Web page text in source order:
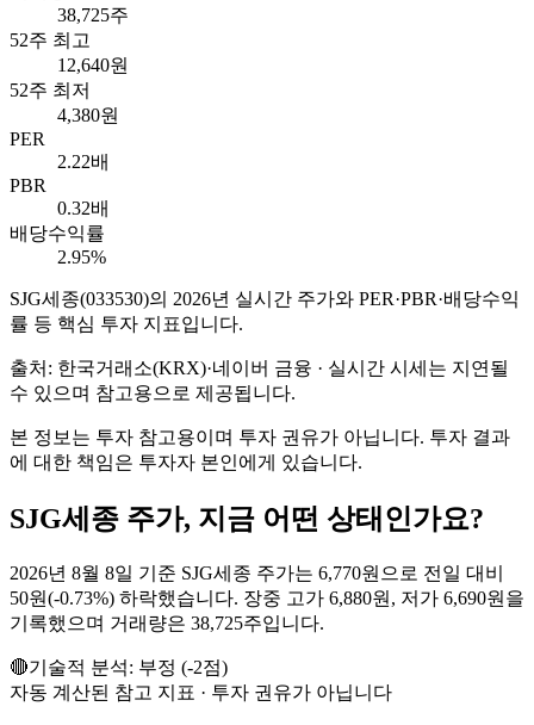
38,725주
52주 최고
12,640원
52주 최저
4,380원
PER
2.22배
PBR
0.32배
배당수익률
2.95%
SJG세종(033530)의 2026년 실시간 주가와 PER·PBR·배당수익
률 등 핵심 투자 지표입니다.
출처: 한국거래소(KRX)·네이버 금융 · 실시간 시세는 지연될
수 있으며 참고용으로 제공됩니다.
본 정보는 투자 참고용이며 투자 권유가 아닙니다. 투자 결과
에 대한 책임은 투자자 본인에게 있습니다.
SJG세종 주가, 지금 어떤 상태인가요?
2026년 8월 8일 기준 SJG세종 주가는 6,770원으로 전일 대비
50원(-0.73%) 하락했습니다. 장중 고가 6,880원, 저가 6,690원을
기록했으며 거래량은 38,725주입니다.
🔴기술적 분석: 부정 (-2점)
자동 계산된 참고 지표 · 투자 권유가 아닙니다